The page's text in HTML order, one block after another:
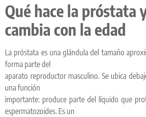
Qué hace la próstata
cambia con la edad
La próstata es una glándula del tamaño
forma parte del
aparato reproductor masculino. Se ubica
una función
importante: produce parte del líquido que
espermatozoides. Es un